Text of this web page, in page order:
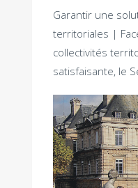
Garantir une
territoriales |
collectivités
satisfaisante, le